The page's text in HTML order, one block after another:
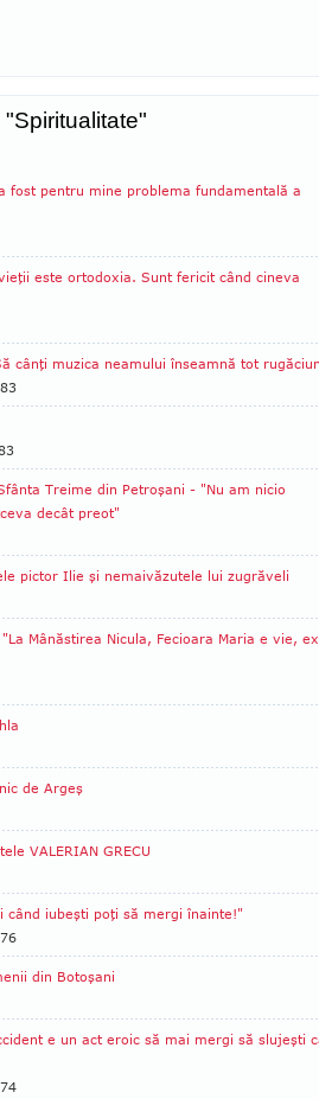
fost pentru mine problema fundamentală a
este ortodoxia. Sunt fericit când cineva
cânţi muzica neamului înseamnă tot
Treime din Petroşani - "Nu am nicio
decât preot"
pictor Ilie şi nemaivăzutele lui zugrăveli
Mânăstirea Nicula, Fecioara Maria e vie,
de Argeş
VALERIAN GRECU
când iubeşti poţi să mergi înainte!"
din Botoşani
e un act eroic să mai mergi să slujeşti